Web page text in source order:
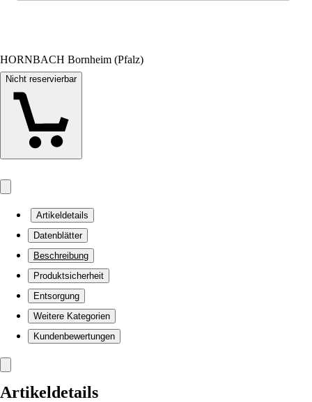
HORNBACH Bornheim (Pfalz)
Nicht reservierbar
Artikeldetails
Datenblätter
Beschreibung
Produktsicherheit
Entsorgung
Weitere Kategorien
Kundenbewertungen
Artikeldetails